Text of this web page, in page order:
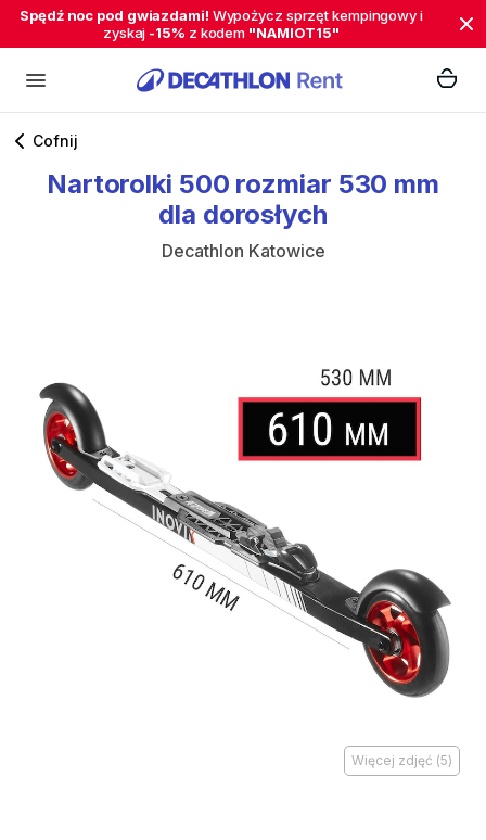
Spędź noc pod gwiazdami! Wypożycz sprzęt kempingowy i
zyskaj -15% z kodem "NAMIOT15"
Cofnij
Nartorolki 500 rozmiar 530 mm
dla dorosłych
Decathlon Katowice
Więcej zdjęć (5)